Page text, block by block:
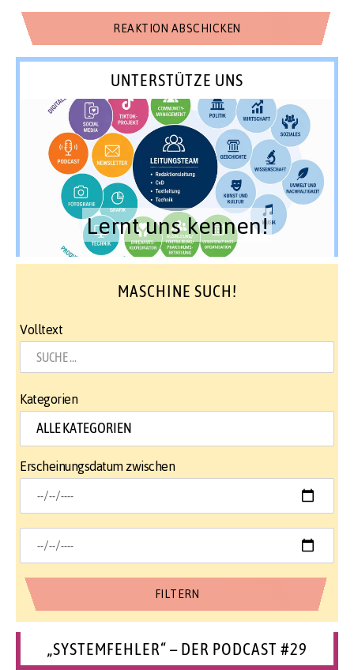
UNTERSTÜTZE UNS
Lernt uns kennen!
MASCHINE SUCH!
Volltext
Kategorien
Erscheinungsdatum zwischen
„SYSTEMFEHLER“ – DER PODCAST #29